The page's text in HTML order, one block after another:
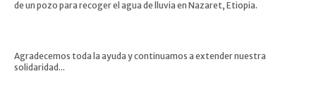
de un pozo para recoger el agua de lluvia en Nazaret, Etiopia.
Agradecemos toda la ayuda y continuamos a extender nuestra
solidaridad...